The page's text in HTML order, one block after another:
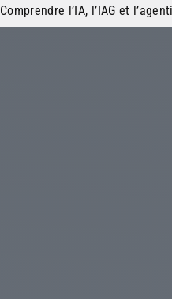
Comprendre l’IA, l’IAG et